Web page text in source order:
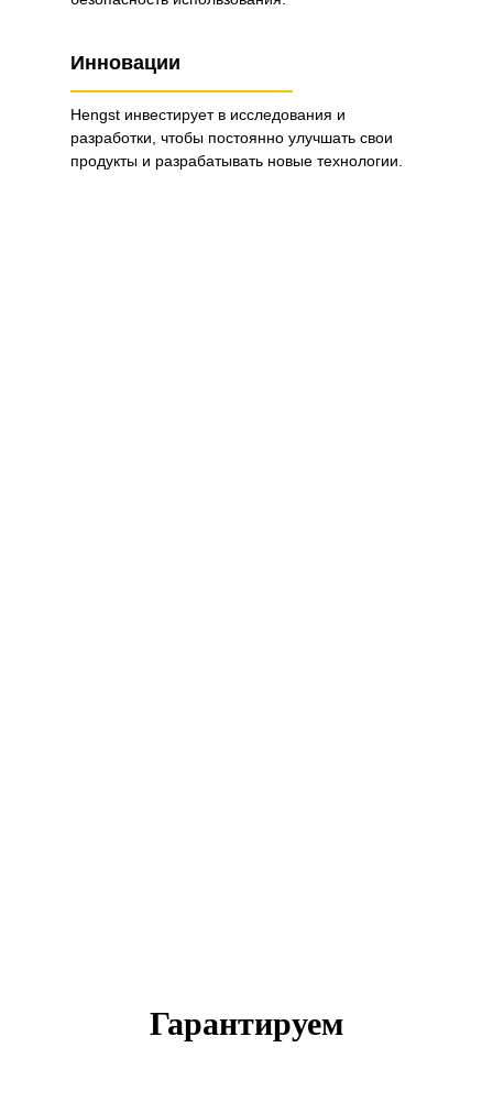
Инновации
Hengst инвестирует в исследования и
разработки, чтобы постоянно улучшать свои
продукты и разрабатывать новые технологии.
Гарантируем